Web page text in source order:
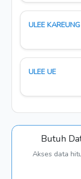
ULEE KAREUNG
ULEE UE
Butuh
Akses data